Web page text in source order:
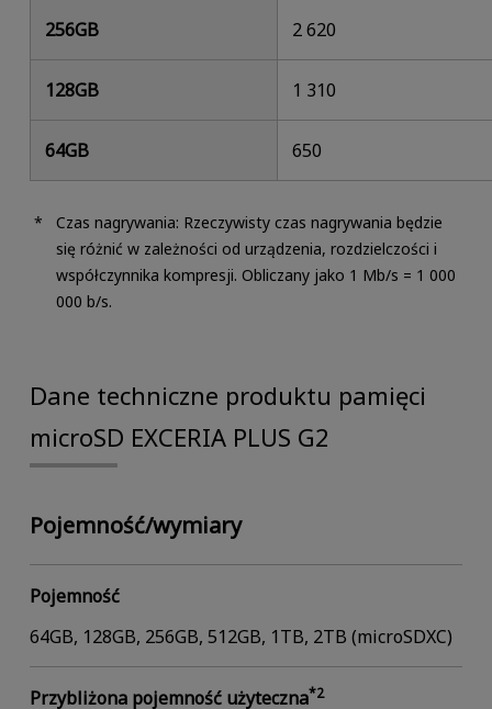
256GB 2 620
128GB 1 310
64GB 650
Czas nagrywania: Rzeczywisty czas nagrywania będzie
się różnić w zależności od urządzenia, rozdzielczości i
współczynnika kompresji. Obliczany jako 1 Mb/s = 1 000
000 b/s.
Dane techniczne produktu pamięci
microSD EXCERIA PLUS G2
Pojemność/wymiary
Pojemność
64GB, 128GB, 256GB, 512GB, 1TB, 2TB (microSDXC)
Przybliżona pojemność użyteczna*2